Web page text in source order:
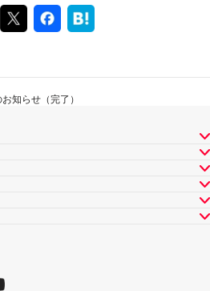
知らせ（完了）